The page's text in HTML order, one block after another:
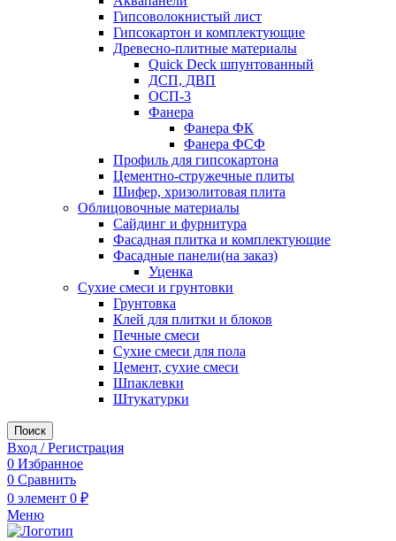
Гипсоволокнистый лист
Гипсокартон и комплектующие
Древесно-плитные материалы
Quick Deck шпунтованный
ДСП, ДВП
ОСП-3
Фанера
Фанера ФК
Фанера ФСФ
Профиль для гипсокартона
Цементно-стружечные плиты
Шифер, хризолитовая плита
Облицовочные материалы
Сайдинг и фурнитура
Фасадная плитка и комплектующие
Фасадные панели(на заказ)
Уценка
Сухие смеси и грунтовки
Грунтовка
Клей для плитки и блоков
Печные смеси
Сухие смеси для пола
Цемент, сухие смеси
Шпаклевки
Штукатурки
Поиск
Вход / Регистрация
0 Избранное
0 Сравнить
0 элемент 0 ₽
Меню